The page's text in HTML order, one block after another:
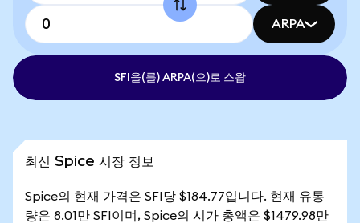
ARPA
SFI을(를) ARPA(으)로 스왑
최신 Spice 시장 정보
Spice의 현재 가격은 SFI당 $184.77입니다. 현재 유통
량은 8.01만 SFI이며, Spice의 시가 총액은 $1479.98만